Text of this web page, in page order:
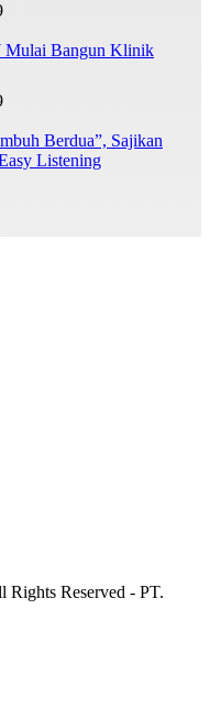
Mulai Bangun Klinik
Berdua”, Sajikan
Listening
Rights Reserved - PT.